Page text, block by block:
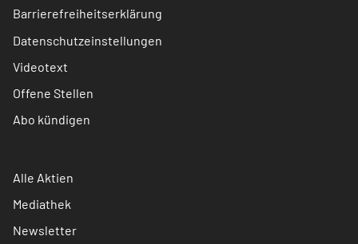
Barrierefreiheitserklärung
Datenschutzeinstellungen
Videotext
Offene Stellen
Abo kündigen
Alle Aktien
Mediathek
Newsletter